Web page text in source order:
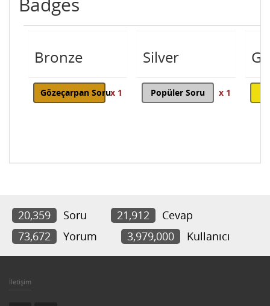
Bronze
Gözeçarpan Sorux 1
Silver
Popüler Soru x 1
20,359 Soru 21,912
Cevap
73,672
Yorum 3,979,000 Kullanıcı
İletişim